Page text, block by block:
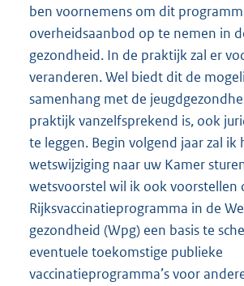
ben voornemens om dit
overheidsaanbod op te nemen in
gezondheid. In de praktijk zal er
veranderen. Wel biedt dit de
samenhang met de
praktijk vanzelfsprekend is, ook
te leggen. Begin volgend jaar zal ik
wetswijziging naar uw Kamer
wetsvoorstel wil ik ook voorstellen
Rijksvaccinatieprogramma in de
gezondheid (Wpg) een basis te
eventuele toekomstige publieke
vaccinatieprogramma’s voor